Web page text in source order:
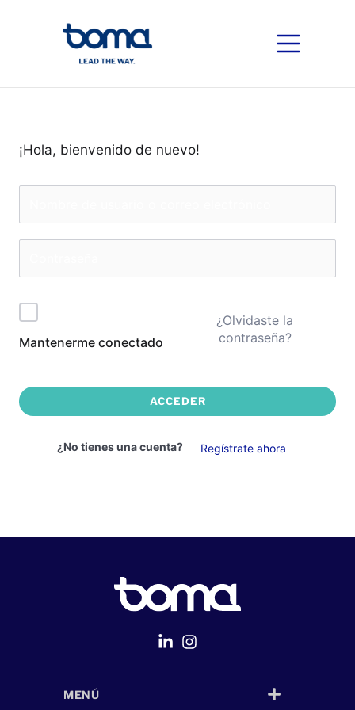
¡Hola, bienvenido de nuevo!
Mantenerme conectado
¿Olvidaste la
contraseña?
ACCEDER
¿No tienes una cuenta? Regístrate ahora
MENÚ
Página Web Despliegue Web